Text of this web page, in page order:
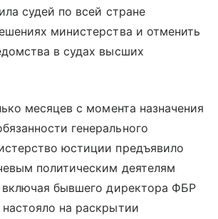
судей по всей стране
министерства и отменить
в судах высших
месяцев с момента назначения
генерального
юстиции предъявило
политическим деятелям
включая бывшего директора ФБР
на раскрытии